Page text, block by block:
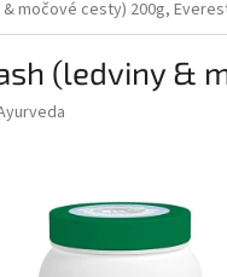
močové cesty) 200g,
(ledviny &